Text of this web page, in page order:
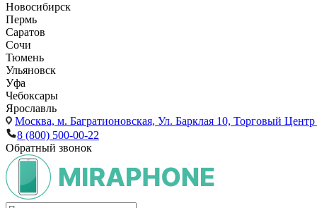
Новосибирск
Пермь
Саратов
Сочи
Тюмень
Ульяновск
Уфа
Чебоксары
Ярославль
Москва, м. Багратионовская, Ул. Барклая 10, Торговый
8 (800) 500-00-22
Обратный звонок